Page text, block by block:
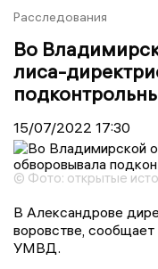
Расследования
Во
лиса-
15/07/2022 17:30
© Фото: открытые
В Александрове
воровстве,
УМВД.